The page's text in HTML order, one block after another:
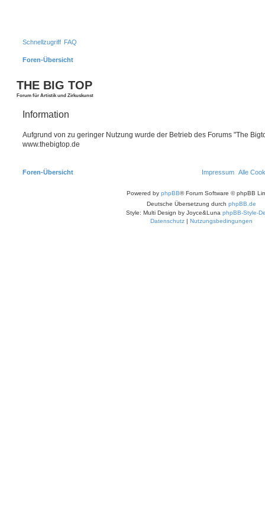
Schnellzugriff FAQ
Foren-Übersicht
THE BIG TOP
Forum für Artistik und Zirkuskunst
Information
Aufgrund von zu geringer Nutzung wurde der Betrieb des Forums "The
www.thebigtop.de
Foren-Übersicht Alle
Impressum
Powered by phpBB® Forum Software © phpBB
Deutsche Übersetzung durch phpBB.de
Style: Multi Design by Joyce&Luna phpBB-Style-
Datenschutz | Nutzungsbedingungen